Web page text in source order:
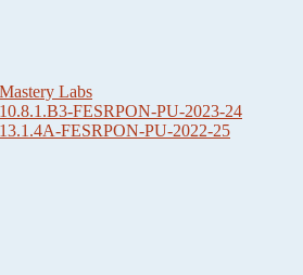
Mastery Labs
10.8.1.B3-FESRPON-PU-2023-24
13.1.4A-FESRPON-PU-2022-25